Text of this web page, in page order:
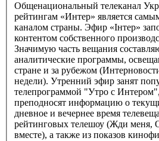
Общенациональный телеканал
рейтингам «Интер» является
каналом страны. Эфир «Iнтер»
контентом собственного
Значимую часть вещания
аналитические программы,
стране и за рубежом
недели). Утренний эфир занят
телепрограммой "Утро c
преподносят информацию о
дневное и вечернее время
рейтинговых телешоу (Жди меня,
вместе), а также из показов